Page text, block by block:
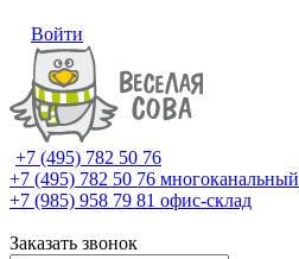
Войти
+7 (495) 782 50 76
+7 (495) 782 50 76 многоканальный
+7 (985) 958 79 81 офис-склад
Заказать звонок